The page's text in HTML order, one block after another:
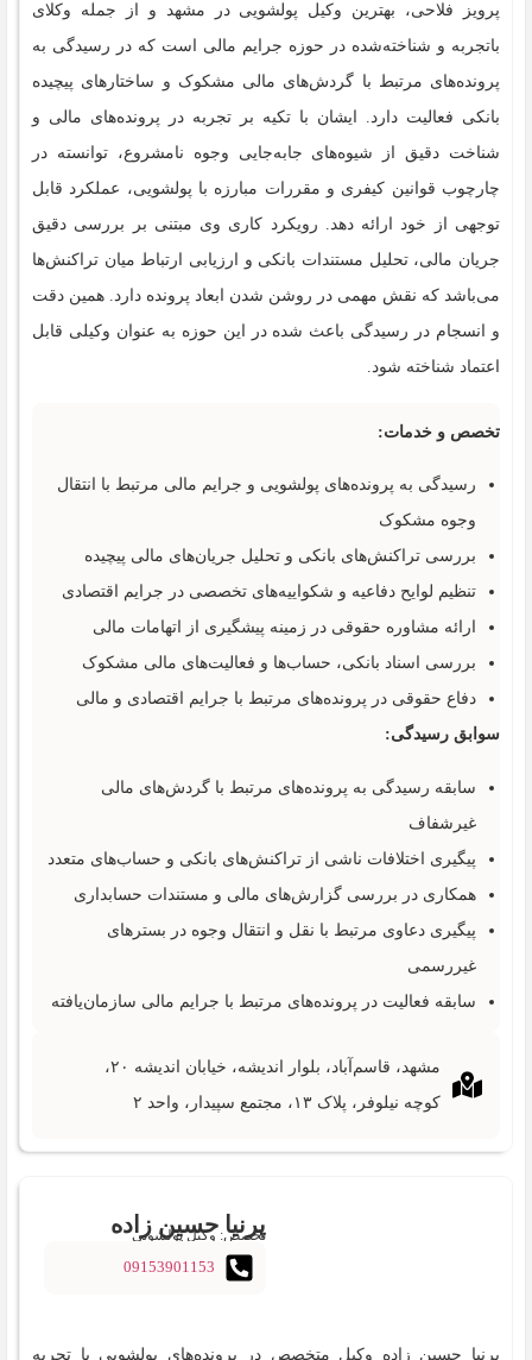
پرویز فلاحی، بهترین وکیل پولشویی در مشهد و از جمله وکلای
باتجربه و شناخته‌شده در حوزه جرایم مالی است که در رسیدگی به
پرونده‌های مرتبط با گردش‌های مالی مشکوک و ساختارهای پیچیده
بانکی فعالیت دارد. ایشان با تکیه بر تجربه در پرونده‌های مالی و
شناخت دقیق از شیوه‌های جابه‌جایی وجوه نامشروع، توانسته در
چارچوب قوانین کیفری و مقررات مبارزه با پولشویی، عملکرد قابل
توجهی از خود ارائه دهد. رویکرد کاری وی مبتنی بر بررسی دقیق
جریان مالی، تحلیل مستندات بانکی و ارزیابی ارتباط میان تراکنش‌ها
می‌باشد که نقش مهمی در روشن شدن ابعاد پرونده دارد. همین دقت
و انسجام در رسیدگی باعث شده در این حوزه به عنوان وکیلی قابل
اعتماد شناخته شود.
تخصص و خدمات:
رسیدگی به پرونده‌های پولشویی و جرایم مالی مرتبط با انتقال
وجوه مشکوک
بررسی تراکنش‌های بانکی و تحلیل جریان‌های مالی پیچیده
تنظیم لوایح دفاعیه و شکواییه‌های تخصصی در جرایم اقتصادی
ارائه مشاوره حقوقی در زمینه پیشگیری از اتهامات مالی
بررسی اسناد بانکی، حساب‌ها و فعالیت‌های مالی مشکوک
دفاع حقوقی در پرونده‌های مرتبط با جرایم اقتصادی و مالی
سوابق رسیدگی:
سابقه رسیدگی به پرونده‌های مرتبط با گردش‌های مالی
غیرشفاف
پیگیری اختلافات ناشی از تراکنش‌های بانکی و حساب‌های متعدد
همکاری در بررسی گزارش‌های مالی و مستندات حسابداری
پیگیری دعاوی مرتبط با نقل و انتقال وجوه در بسترهای
غیررسمی
سابقه فعالیت در پرونده‌های مرتبط با جرایم مالی سازمان‌یافته
مشهد، قاسم‌آباد، بلوار اندیشه، خیابان اندیشه ۲۰،
کوچه نیلوفر، پلاک ۱۳، مجتمع سپیدار، واحد ۲
پرنیا حسین زاده
تخصص: وکیل پولشویی
09153901153
پرنیا حسین زاده وکیل متخصص در پرونده‌های پولشویی با تجربه